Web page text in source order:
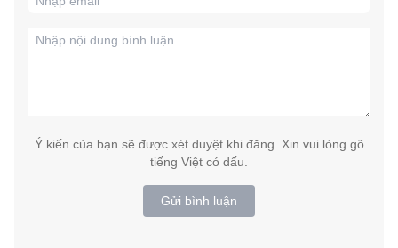
Ý kiến của bạn sẽ được xét duyệt khi đăng. Xin vui lòng gõ
tiếng Việt có dấu.
Gửi bình luận